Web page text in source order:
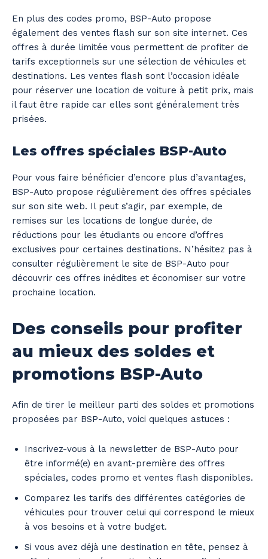
En plus des codes promo, BSP-Auto propose
également des ventes flash sur son site internet. Ces
offres à durée limitée vous permettent de profiter de
tarifs exceptionnels sur une sélection de véhicules et
destinations. Les ventes flash sont l’occasion idéale
pour réserver une location de voiture à petit prix, mais
il faut être rapide car elles sont généralement très
prisées.
Les offres spéciales BSP-Auto
Pour vous faire bénéficier d’encore plus d’avantages,
BSP-Auto propose régulièrement des offres spéciales
sur son site web. Il peut s’agir, par exemple, de
remises sur les locations de longue durée, de
réductions pour les étudiants ou encore d’offres
exclusives pour certaines destinations. N’hésitez pas à
consulter régulièrement le site de BSP-Auto pour
découvrir ces offres inédites et économiser sur votre
prochaine location.
Des conseils pour profiter
au mieux des soldes et
promotions BSP-Auto
Afin de tirer le meilleur parti des soldes et promotions
proposées par BSP-Auto, voici quelques astuces :
Inscrivez-vous à la newsletter de BSP-Auto pour
être informé(e) en avant-première des offres
spéciales, codes promo et ventes flash disponibles.
Comparez les tarifs des différentes catégories de
véhicules pour trouver celui qui correspond le mieux
à vos besoins et à votre budget.
Si vous avez déjà une destination en tête, pensez à